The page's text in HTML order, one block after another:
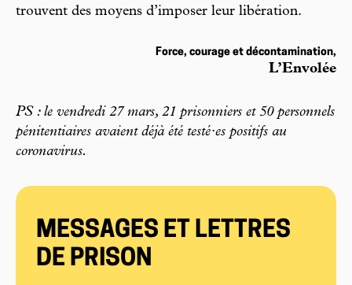
trouvent des moyens d’imposer leur libération.
Force, courage et décontamination,
L’Envolée
PS : le vendredi 27 mars, 21 prisonniers et 50 personnels
pénitentiaires avaient déjà été testé·es positifs au
coronavirus.
MESSAGES ET LETTRES
DE PRISON